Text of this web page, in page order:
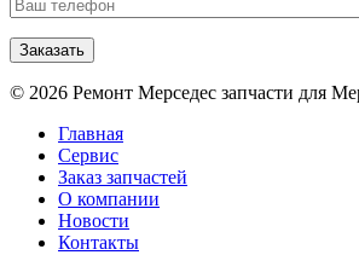
© 2026 Ремонт Мерседес запчасти для
Главная
Сервис
Заказ запчастей
О компании
Новости
Контакты